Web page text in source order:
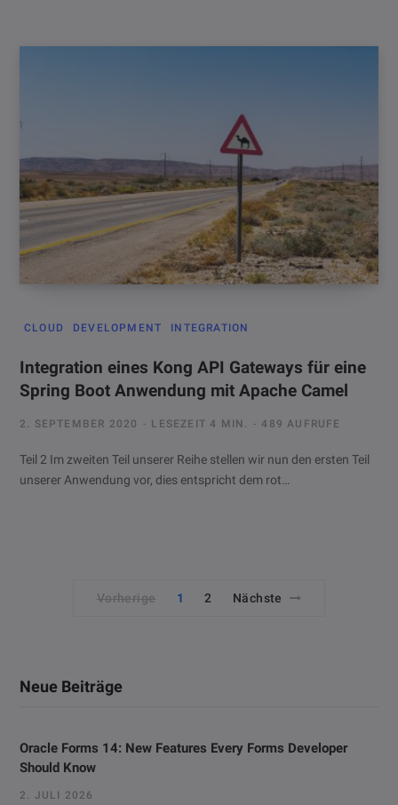
CLOUD DEVELOPMENT INTEGRATION
Integration eines Kong API Gateways für eine
Spring Boot Anwendung mit Apache Camel
2. SEPTEMBER 2020 LESEZEIT 4 MIN. 489 AUFRUFE
Teil 2 Im zweiten Teil unserer Reihe stellen wir nun den ersten Teil
unserer Anwendung vor, dies entspricht dem rot…
Vorherige 1 2 Nächste
Neue Beiträge
Oracle Forms 14: New Features Every Forms Developer
Should Know
2. JULI 2026